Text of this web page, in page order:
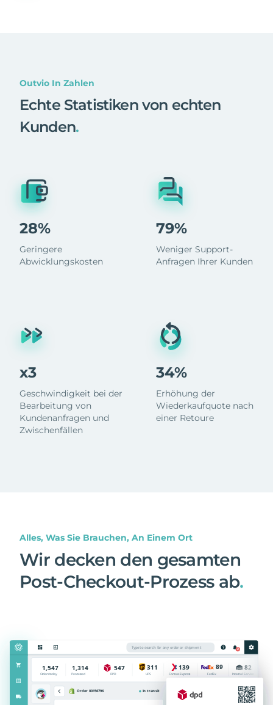
Outvio In Zahlen
Echte Statistiken von echten
Kunden.
28%
Geringere
Abwicklungskosten
x3
Geschwindigkeit bei der
Bearbeitung von
Kundenanfragen und
Zwischenfällen
79%
Weniger Support-
Anfragen Ihrer Kunden
34%
Erhöhung der
Wiederkaufquote nach
einer Retoure
Alles, Was Sie Brauchen, An Einem Ort
Wir decken den gesamten
Post-Checkout-Prozess ab.